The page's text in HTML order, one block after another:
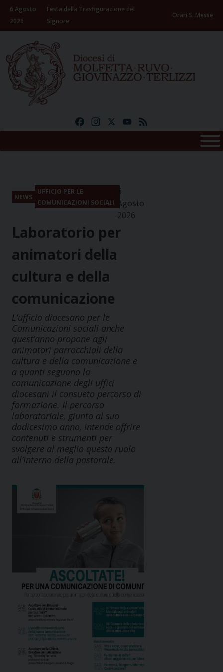
Skip
content
6 Agosto
2026
Festa della Trasfigurazione del
Signore
Orari S. Messe
FacebookInstagramYouTube
NEWS
UFFICIO PER LE
COMUNICAZIONI SOCIALI
6
Agosto
2026
Laboratorio per
animatori della
cultura e della
comunicazione
L’ufficio diocesano per le
Comunicazioni sociali anche
quest’anno propone agli
animatori parrocchiali della
cultura e della comunicazione e
a quanti seguono la
comunicazione degli uffici
diocesani il consueto percorso di
formazione. Il percorso
laboratoriale, giunto al suo
dodicesimo anno, intende offrire
contenuti e strumenti per
svolgere al meglio questo ruolo
all’interno della pastorale.